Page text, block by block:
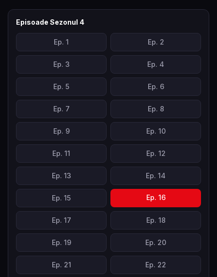
Episoade Sezonul 4
Ep. 1 Ep. 2
Ep. 3 Ep. 4
Ep. 5 Ep. 6
Ep. 7 Ep. 8
Ep. 9 Ep. 10
Ep. 11 Ep. 12
Ep. 13 Ep. 14
Ep. 15 Ep. 16
Ep. 17 Ep. 18
Ep. 19 Ep. 20
Ep. 21 Ep. 22